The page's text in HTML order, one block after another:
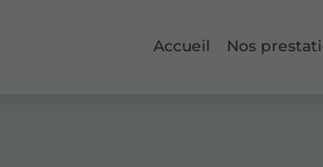
Accueil Nos